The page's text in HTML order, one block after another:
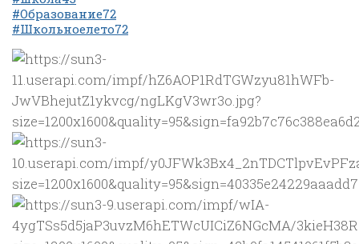
#Образование72
#Школьноелето72